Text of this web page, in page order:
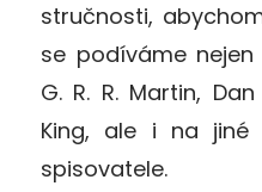
stručnosti,
se podíváme
G. R. R. Martin,
King, ale i na jiné
spisovatele.